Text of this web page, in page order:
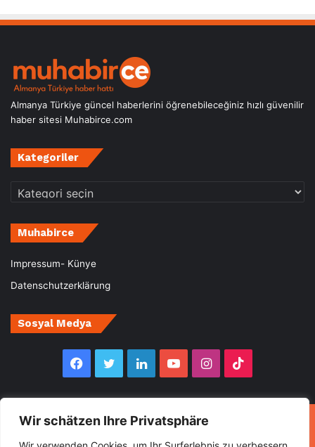
Wir schätzen Ihre Privatsphäre
Almanya Türkiye güncel haberlerini öğrenebileceğiniz hızlı güvenilir
haber sitesi Muhabirce.com
Kategoriler
Kategoriler
Muhabirce
Impressum- Künye
Datenschutzerklärung
Sosyal Medya
Facebook
TwitterLinkedInYouTubeInstagram
© Copyright 2026, All Rights Reserved Muhabirce